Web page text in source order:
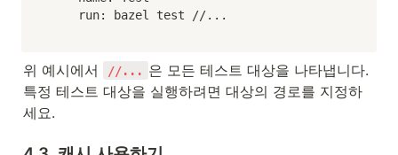
    run: bazel test //...
위 예시에서 //... 은 모든 테스트 대상을 나타냅니다.
특정 테스트 대상을 실행하려면 대상의 경로를 지정하
세요.